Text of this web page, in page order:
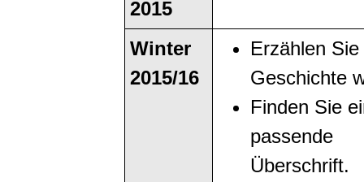
2015
Winter
2015/16
Erzählen Sie
Geschichte
Finden Sie
passende
Überschrift.